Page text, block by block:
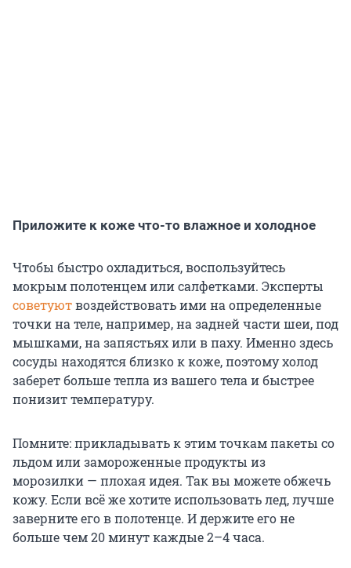
Приложите к коже что-то влажное и холодное
Чтобы быстро охладиться, воспользуйтесь
мокрым полотенцем или салфетками. Эксперты
советуютвоздействовать ими на определенные
точки на теле, например, на задней части шеи, под
мышками, на запястьях или в паху. Именно здесь
сосуды находятся близко к коже, поэтому холод
заберет больше тепла из вашего тела и быстрее
понизит температуру.
Помните: прикладывать к этим точкам пакеты со
льдом или замороженные продукты из
морозилки — плохая идея. Так вы можете обжечь
кожу. Если всё же хотите использовать лед, лучше
заверните его в полотенце. И держите его не
больше чем 20 минут каждые 2–4 часа.